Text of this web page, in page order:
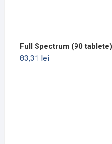
Full Spectrum (90 tablete)
83,31 lei